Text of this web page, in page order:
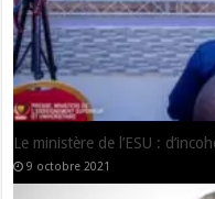
RDC : « Et si l’accord entre le
Kabila était vrai… » (Pages
KATENDE)